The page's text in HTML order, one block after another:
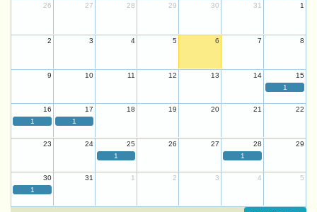
26 27 28 29 30 31 1
2 3 4 5 6 7 8
9 10 11 12 13 14
15
1
16 17 18 19 20 21
22
1
1
23 24 25 26 27 28
29
1
1
30 31 1 2 3 4
5
1